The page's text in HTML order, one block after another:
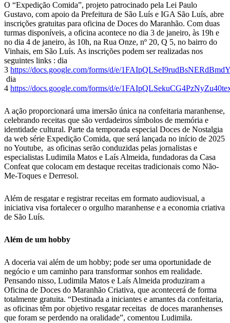
O “Expedição Comida”, projeto patrocinado pela Lei Paulo
Gustavo, com apoio da Prefeitura de São Luís e IGA São Luís, abre
inscrições gratuitas para oficina de Doces do Maranhão. Com duas
turmas disponíveis, a oficina acontece no dia 3 de janeiro, às 19h e
no dia 4 de janeiro, às 10h, na Rua Onze, nº 20, Q 5, no bairro do
Vinhais, em São Luís. As inscrições podem ser realizadas nos
seguintes links : dia
3 https://docs.google.com/forms/d/e/
dia
4 https://docs.google.com/forms/d/e/
A ação proporcionará uma imersão única na confeitaria maranhense,
celebrando receitas que são verdadeiros símbolos de memória e
identidade cultural. Parte da temporada especial Doces de Nostalgia
da web série Expedição Comida, que será lançada no início de 2025
no Youtube, as oficinas serão conduzidas pelas jornalistas e
especialistas Ludimila Matos e Laís Almeida, fundadoras da Casa
Confeat que colocam em destaque receitas tradicionais como Não-
Me-Toques e Derresol.
Além de resgatar e registrar receitas em formato audiovisual, a
iniciativa visa fortalecer o orgulho maranhense e a economia criativa
de São Luís.
Além de um hobby
A doceria vai além de um hobby; pode ser uma oportunidade de
negócio e um caminho para transformar sonhos em realidade.
Pensando nisso, Ludimila Matos e Laís Almeida produziram a
Oficina de Doces do Maranhão Criativa, que acontecerá de forma
totalmente gratuita. “Destinada a iniciantes e amantes da confeitaria,
as oficinas têm por objetivo resgatar receitas de doces maranhenses
que foram se perdendo na oralidade”, comentou Ludimila.